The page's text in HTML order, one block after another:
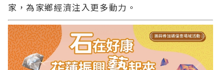
家，為家鄉經濟注入更多動力。